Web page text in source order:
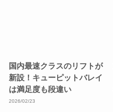
国内最速クラスのリフトが
新設！キューピットバレイ
は満足度も段違い
2026/02/23